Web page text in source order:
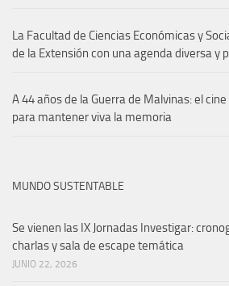
La Facultad de Ciencias Económicas y
de la Extensión con una agenda diversa y
A 44 años de la Guerra de Malvinas: el
para mantener viva la memoria
MUNDO SUSTENTABLE
Se vienen las IX Jornadas Investigar:
charlas y sala de escape temática
JUNIO 22, 2026